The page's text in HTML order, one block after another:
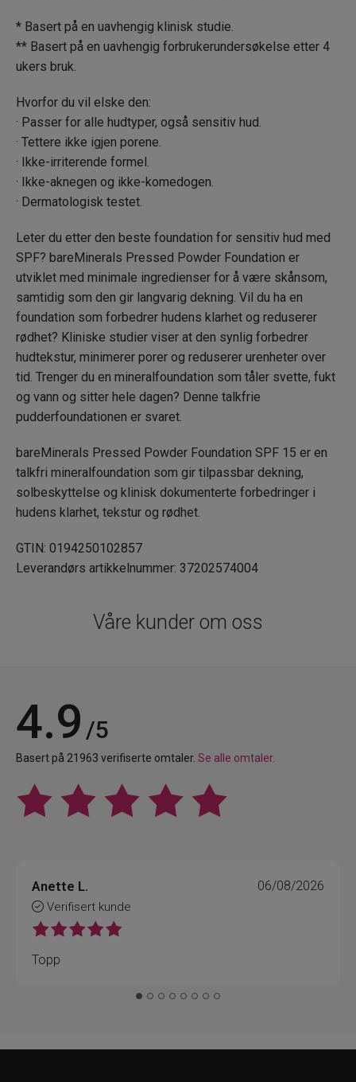
* Basert på en uavhengig klinisk studie.
** Basert på en uavhengig forbrukerundersøkelse etter 4
ukers bruk.
Hvorfor du vil elske den:
· Passer for alle hudtyper, også sensitiv hud.
· Tettere ikke igjen porene.
· Ikke-irriterende formel.
· Ikke-aknegen og ikke-komedogen.
· Dermatologisk testet.
Leter du etter den beste foundation for sensitiv hud med
SPF? bareMinerals Pressed Powder Foundation er
utviklet med minimale ingredienser for å være skånsom,
samtidig som den gir langvarig dekning. Vil du ha en
foundation som forbedrer hudens klarhet og reduserer
rødhet? Kliniske studier viser at den synlig forbedrer
hudtekstur, minimerer porer og reduserer urenheter over
tid. Trenger du en mineralfoundation som tåler svette, fukt
og vann og sitter hele dagen? Denne talkfrie
pudderfoundationen er svaret.
bareMinerals Pressed Powder Foundation SPF 15 er en
talkfri mineralfoundation som gir tilpassbar dekning,
solbeskyttelse og klinisk dokumenterte forbedringer i
hudens klarhet, tekstur og rødhet.
GTIN: 0194250102857
Leverandørs artikkelnummer: 37202574004
Våre kunder om oss
4.9 /5
Basert på 21963 verifiserte omtaler. Se alle omtaler.
Anette L.
Verifisert kunde
06/08/2026
Topp